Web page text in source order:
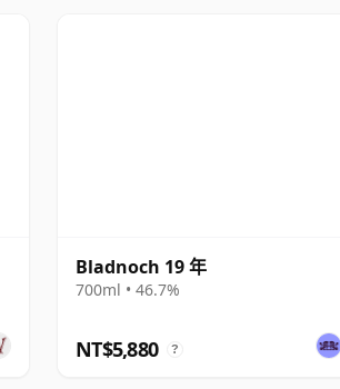
Bladnoch 19 年
700ml • 46.7%
NT$5,880 ?